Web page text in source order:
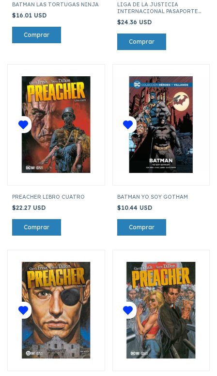
BATMAN LAS TORTUGAS NINJA
$16.01 USD
LIGA DE LA JUSTICIA
INTERNACIONAL PASAPORTE
$24.36 USD
PREACHER LIBRO CUATRO
$22.27 USD
BATMAN YO SOY GOTHAM
$10.44 USD